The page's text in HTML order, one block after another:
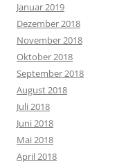
Januar 2019
Dezember 2018
November 2018
Oktober 2018
September 2018
August 2018
Juli 2018
Juni 2018
Mai 2018
April 2018